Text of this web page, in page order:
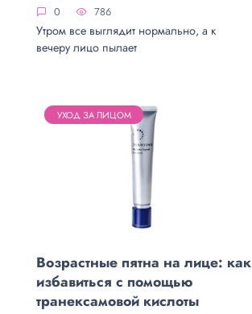
0 786
Утром все выглядит нормально, а к
вечеру лицо пылает
УХОД ЗА ЛИЦОМ
Возрастные пятна на лице: как
избавиться с помощью
транексамовой кислоты